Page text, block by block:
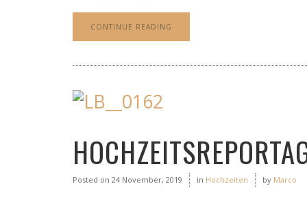
CONTINUE READING
Posted on 24 November, 2019 in Hochzeiten by Marco